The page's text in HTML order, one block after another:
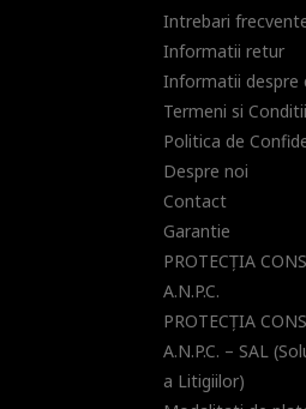
Intrebari
Informatii retur
Informatii despre
Termeni si Conditii
Politica de
Despre noi
Contact
Garantie
PROTECŢIA
A.N.P.C.
PROTECŢIA
A.N.P.C. – SAL
a Litigiilor)